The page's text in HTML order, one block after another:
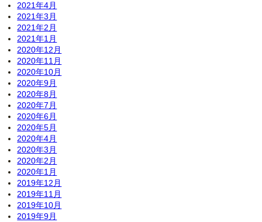
2021年4月
2021年3月
2021年2月
2021年1月
2020年12月
2020年11月
2020年10月
2020年9月
2020年8月
2020年7月
2020年6月
2020年5月
2020年4月
2020年3月
2020年2月
2020年1月
2019年12月
2019年11月
2019年10月
2019年9月